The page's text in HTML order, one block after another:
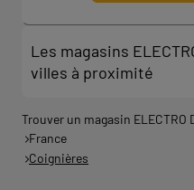
Les magasins
villes à proximité
Trouver un magasin ELECTRO
France
Coignières